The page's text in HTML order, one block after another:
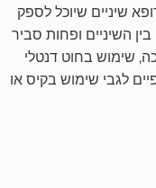
שיניים שיוכל לספק
השיניים ופחות סביר
שימוש בחוט דנטלי
לגבי שימוש בקיס או